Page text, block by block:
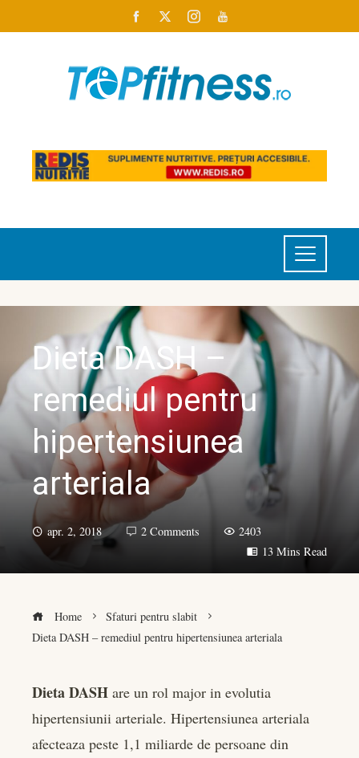
Dieta DASH –
remediul pentru
hipertensiunea
arteriala
apr. 2, 2018 2 Comments
2403
13 Mins Read
Home
Sfaturi pentru slabit
Dieta DASH – remediul pentru hipertensiunea arteriala
Dieta DASH are un rol major in evolutia
hipertensiunii arteriale. Hipertensiunea arteriala
afecteaza peste 1,1 miliarde de persoane din